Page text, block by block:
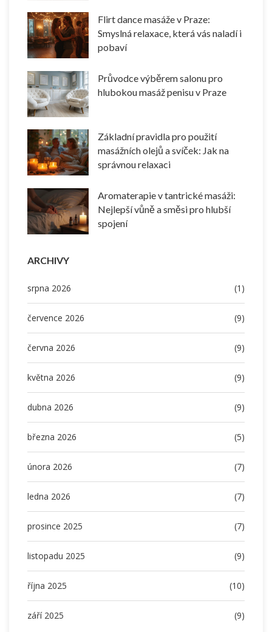
Flirt dance masáže v Praze:
Smyslná relaxace, která vás naladí i
pobaví
Průvodce výběrem salonu pro
hlubokou masáž penisu v Praze
Základní pravidla pro použití
masážních olejů a svíček: Jak na
správnou relaxaci
Aromaterapie v tantrické masáži:
Nejlepší vůně a směsi pro hlubší
spojení
ARCHIVY
srpna 2026 (1)
července 2026 (9)
června 2026 (9)
května 2026 (9)
dubna 2026 (9)
března 2026 (5)
února 2026 (7)
ledna 2026 (7)
prosince 2025 (7)
listopadu 2025 (9)
října 2025 (10)
září 2025 (9)